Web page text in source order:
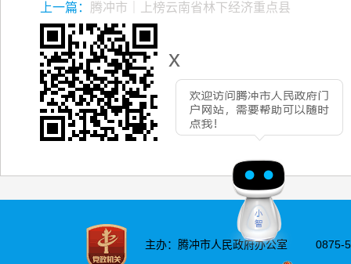
x
上一篇： 腾冲市｜上榜云南省林下经济重点县